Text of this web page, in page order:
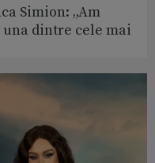
Simion: „Am
dintre cele mai